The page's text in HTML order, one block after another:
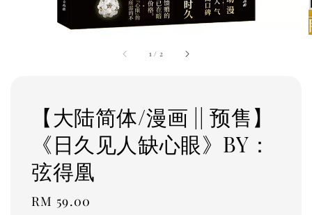
1 / 2
【大陆简体/漫画 || 预售】
《日久见人缺心眼》BY：
弦得凰
Regular
RM 59.00